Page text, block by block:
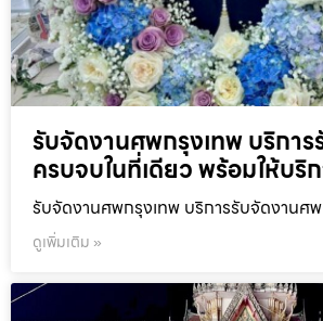
รับจัดงานศพกรุงเทพ บริกา
ครบจบในที่เดียว พร้อมให้บริ
รับจัดงานศพกรุงเทพ บริการรับจัดงานศ
ดูเพิ่มเติม »